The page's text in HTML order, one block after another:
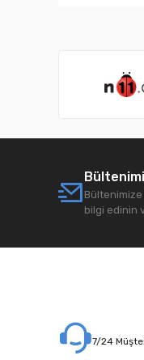
bilgi edinin
7/24